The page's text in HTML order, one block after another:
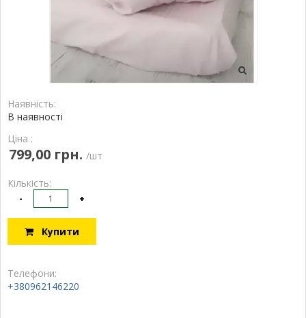
Наявність:
В наявності
Ціна :
799,00 грн. /шт
Кількість:
- +
Купити
Телефони:
+380962146220